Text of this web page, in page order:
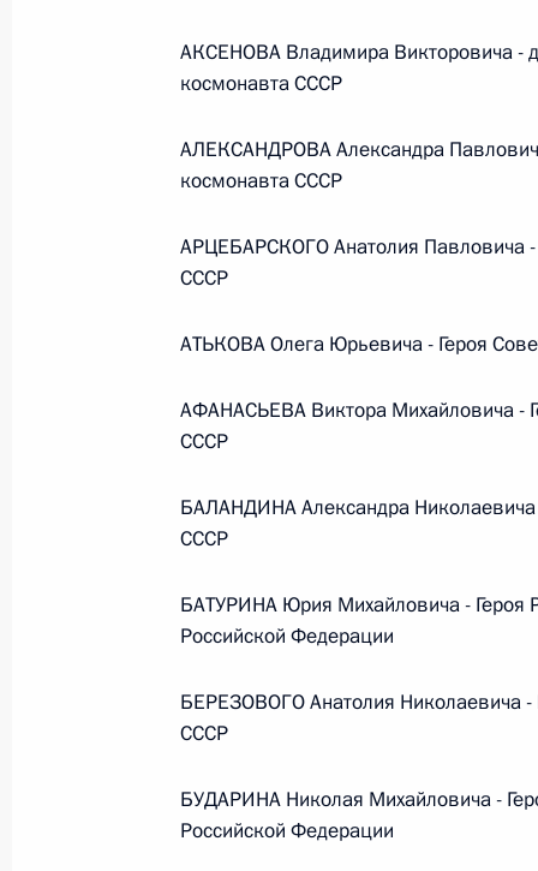
Федеральный закон от
кодекса Российской Федерации
26 июля 2026 года
О внесении изменений в Трудовой
О внесении изменений в Федеральный
О внесении изменения в статью 2
26 июля 2026 года
АКСЕНОВА Владимира Викторовича -
космонавта СССР
АЛЕКСАНДРОВА Александра
космонавта СССР
АРЦЕБАРСКОГО Анатолия Павловича -
СССР
АТЬКОВА Олега Юрьевича - Героя
АФАНАСЬЕВА Виктора Михайловича -
СССР
БАЛАНДИНА Александра Николаевича
СССР
БАТУРИНА Юрия Михайловича - Героя
Российской Федерации
БЕРЕЗОВОГО Анатолия Николаевича -
СССР
БУДАРИНА Николая Михайловича -
Российской Федерации